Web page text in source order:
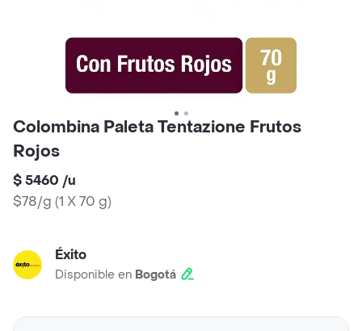
Colombina Paleta Tentazione Frutos
Rojos
$ 5460 /u
$78/g (1 X 70 g)
Éxito
Disponible en Bogotá